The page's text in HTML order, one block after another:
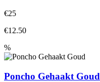
€25
€12.50
%
Poncho Gehaakt Goud